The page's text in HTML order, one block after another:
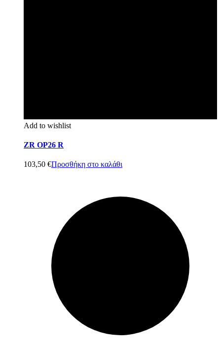
Add to wishlist
ZR OP26 R
103,50 €Προσθήκη στο καλάθι